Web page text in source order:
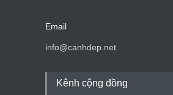
Email
info@canhdep.net
Kênh cộng đồng